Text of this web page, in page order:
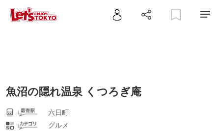
魚沼の隠れ温泉 くつろぎ庵
六日町
グルメ